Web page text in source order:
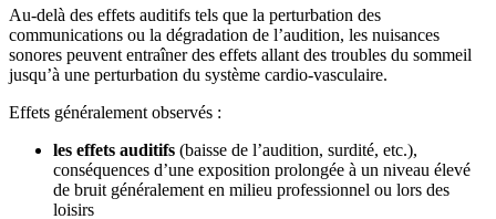
Au-delà des effets auditifs tels que la perturbation des
communications ou la dégradation de l’audition, les nuisances
sonores peuvent entraîner des effets allant des troubles du sommeil
jusqu’à une perturbation du système cardio-vasculaire.
Effets généralement observés :
les effets auditifs (baisse de l’audition, surdité, etc.),
conséquences d’une exposition prolongée à un niveau élevé
de bruit généralement en milieu professionnel ou lors des
loisirs